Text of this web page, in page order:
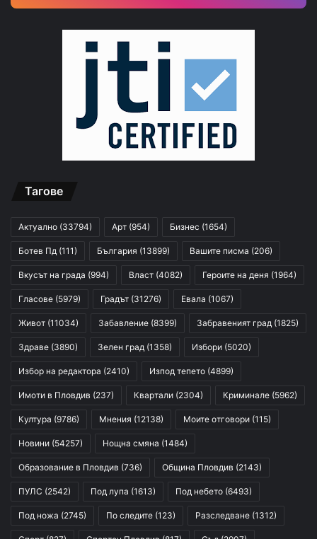
Тагове
Актуално (33794) Арт (954) Бизнес (1654)
Ботев Пд (111) България (13899) Вашите писма (206)
Вкусът на града (994) Власт (4082) Героите на деня (1964)
Гласове (5979) Градът (31276) Евала (1067)
Живот (11034) Забавление (8399) Забравеният град (1825)
Здраве (3890) Зелен град (1358) Избори (5020)
Избор на редактора (2410) Изпод тепето (4899)
Имоти в Пловдив (237) Квартали (2304) Криминале (5962)
Култура (9786) Мнения (12138) Моите отговори (115)
Новини (54257) Нощна смяна (1484)
Образование в Пловдив (736) Община Пловдив (2143)
ПУЛС (2542) Под лупа (1613) Под небето (6493)
Под ножа (2745) По следите (123) Разследване (1312)